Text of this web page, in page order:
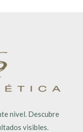
nivel. Descubre
visibles.